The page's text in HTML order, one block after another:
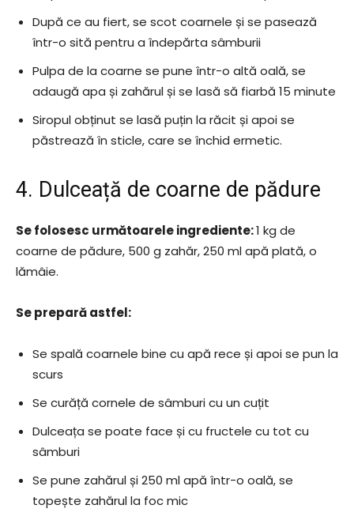
După ce au fiert, se scot coarnele și se pasează
într-o sită pentru a îndepărta sâmburii
Pulpa de la coarne se pune într-o altă oală, se
adaugă apa și zahărul și se lasă să fiarbă 15 minute
Siropul obținut se lasă puțin la răcit și apoi se
păstrează în sticle, care se închid ermetic.
4. Dulceață de coarne de pădure
Se folosesc următoarele ingrediente:1 kg de
coarne de pădure, 500 g zahăr, 250 ml apă plată, o
lămâie.
Se prepară astfel:
Se spală coarnele bine cu apă rece și apoi se pun la
scurs
Se curăță cornele de sâmburi cu un cuțit
Dulceața se poate face și cu fructele cu tot cu
sâmburi
Se pune zahărul și 250 ml apă într-o oală, se
topește zahărul la foc mic